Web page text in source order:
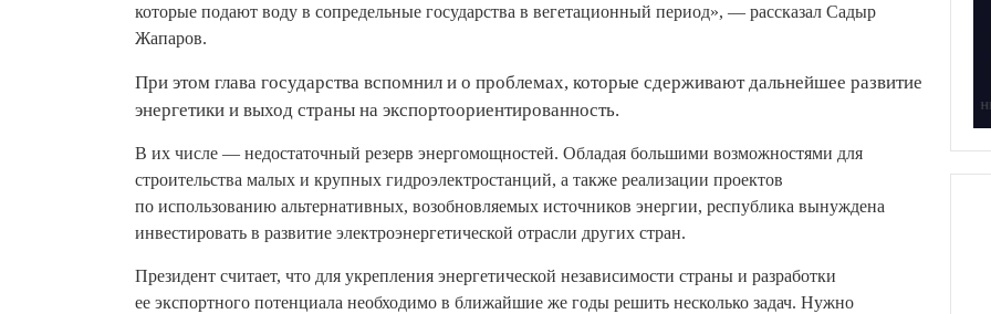
которые подают воду в сопредельные государства в вегетационный период», — рассказал Садыр
Жапаров.
При этом глава государства вспомнил и о проблемах, которые сдерживают дальнейшее развитие
энергетики и выход страны на экспортоориентированность.
В их числе — недостаточный резерв энергомощностей. Обладая большими возможностями для
строительства малых и крупных гидроэлектростанций, а также реализации проектов
по использованию альтернативных, возобновляемых источников энергии, республика вынуждена
инвестировать в развитие электроэнергетической отрасли других стран.
Президент считает, что для укрепления энергетической независимости страны и разработки
ее экспортного потенциала необходимо в ближайшие же годы решить несколько задач. Нужно